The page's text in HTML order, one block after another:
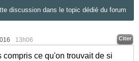
discussion dans le topic dédié du forum
13h06 Citer
compris ce qu'on trouvait de si